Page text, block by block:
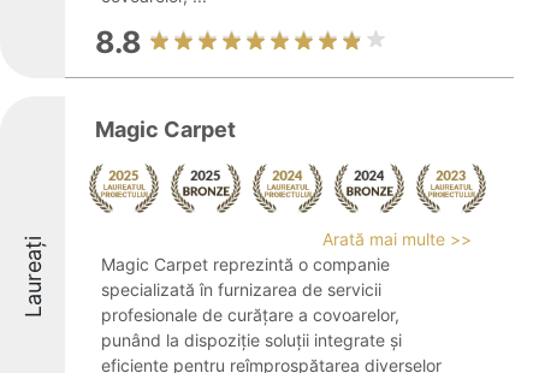
8.8
Laureați
Magic Carpet
Arată mai multe >>
Magic Carpet reprezintă o companie
specializată în furnizarea de servicii
profesionale de curățare a covoarelor,
punând la dispoziție soluții integrate și
eficiente pentru reîmprospătarea diverselor